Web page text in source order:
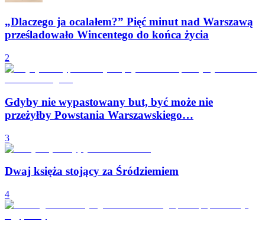
„Dlaczego ja ocalałem?” Pięć minut nad Warszawą
prześladowało Wincentego do końca życia
2
Gdyby nie wypastowany but, być może nie
przeżyłby Powstania Warszawskiego…
3
Dwaj księża stojący za Śródziemiem
4